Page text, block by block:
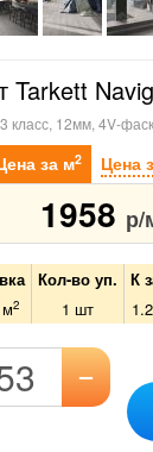
Tarkett
класс, 12мм, 4V-
за м2 Цена
1958 р/
Кол-во уп. К
2 1 шт
–